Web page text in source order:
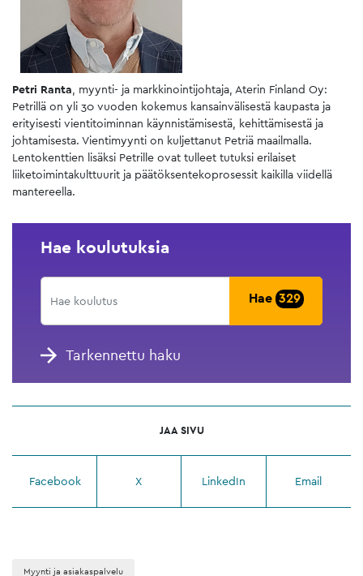
Petri Ranta, myynti- ja markkinointijohtaja, Aterin Finland Oy:
Petrillä on yli 30 vuoden kokemus kansainvälisestä kaupasta ja
erityisesti vientitoiminnan käynnistämisestä, kehittämisestä ja
johtamisesta. Vientimyynti on kuljettanut Petriä maailmalla.
Lentokenttien lisäksi Petrille ovat tulleet tutuksi erilaiset
liiketoimintakulttuurit ja päätöksentekoprosessit kaikilla viidellä
mantereella.
Hae koulutuksia
Hae 329
Tarkennettu haku
JAA SIVU
Facebook X LinkedIn Email
Myynti ja asiakaspalvelu